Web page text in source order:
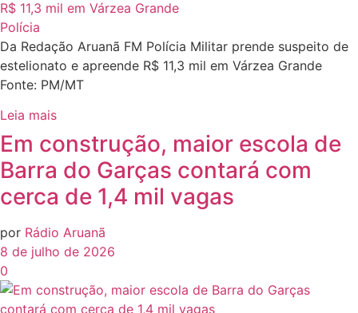
Polícia
Da Redação Aruanã FM Polícia Militar prende suspeito de
estelionato e apreende R$ 11,3 mil em Várzea Grande
Fonte: PM/MT
Leia mais
Em construção, maior escola de
Barra do Garças contará com
cerca de 1,4 mil vagas
por Rádio Aruanã
8 de julho de 2026
0